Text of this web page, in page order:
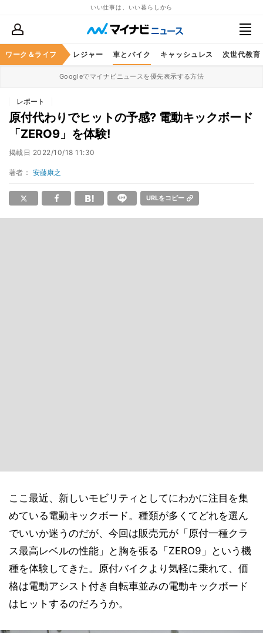
いい仕事は、いい暮らしから
ワーク＆ライフ
スケア グルメ レジャー 車とバイク キャッシュレス 次世代教育
Googleでマイナビニュースを優先表示する方法
レポート
原付代わりでヒットの予感? 電動キックボード
「ZERO9」を体験!
掲載日 2022/10/18 11:30
著者： 安藤康之
URLをコピー
ここ最近、新しいモビリティとしてにわかに注目を集
めている電動キックボード。種類が多くてどれを選ん
でいいか迷うのだが、今回は販売元が「原付一種クラ
ス最高レベルの性能」と胸を張る「ZERO9」という機
種を体験してきた。原付バイクより気軽に乗れて、価
格は電動アシスト付き自転車並みの電動キックボード
はヒットするのだろうか。